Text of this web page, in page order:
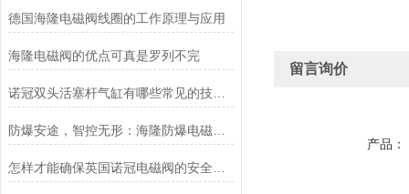
德国海隆电磁阀线圈的工作原理与应用
海隆电磁阀的优点可真是罗列不完
诺冠双头活塞杆气缸有哪些常见的技术参数？
防爆安途，智控无形：海隆防爆电磁阀，危险区域的可靠卫士
留言询价
产品：